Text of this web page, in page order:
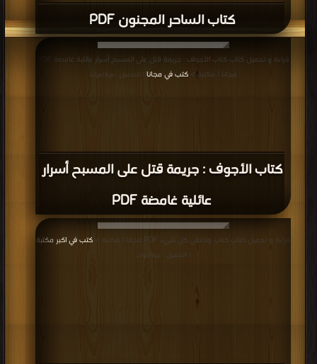
كتاب الساحر المجنون PDF
كتاب الأجوف : جريمة قتل على المسبح أسرار
عائلية غامضة PDF
مجانا | مكتبة > كتب في مجانا | التحميل : مرة/مرات
قراءة و تحميل كتاب كتاب واختفى كل شيء PDF مجانا | مكتبة > كتب في اكبر مكتبة
| التحميل : مرة/مرات